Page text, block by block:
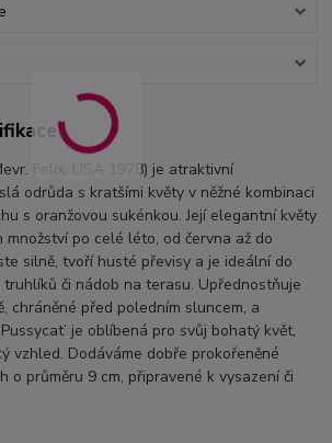
Felix, USA 1978) je atraktivní
odrůda s kratšími květy v něžné kombinaci
s oranžovou sukénkou. Její elegantní květy
množství po celé léto, od června až do
silně, tvoří husté převisy a je ideální do
truhlíků či nádob na terasu. Upřednostňuje
chráněné před poledním sluncem, a
je oblíbená pro svůj bohatý květ,
vzhled. Dodáváme dobře prokořeněné
o průměru 9 cm, připravené k vysazení či